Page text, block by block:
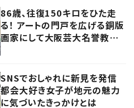
86歳、往復150キロをひた走
る！ アートの門戸を広げる銅版
画家にして大阪芸大名誉教授・
SNSでおしゃれに新見を発信
都会大好き女子が地元の魅力
に気づいたきっかけとは